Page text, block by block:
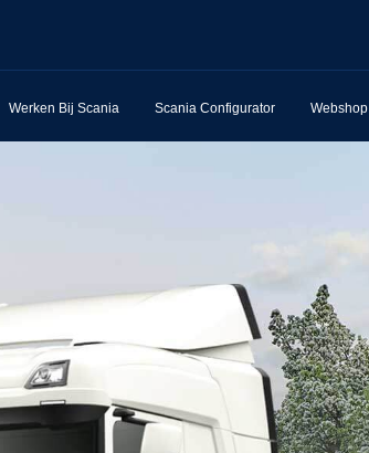
Werken Bij Scania Scania Configurator Webshop